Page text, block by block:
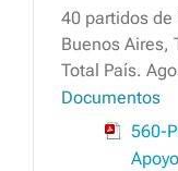
40 partidos
Buenos Aires,
Total País.
Documentos
560-